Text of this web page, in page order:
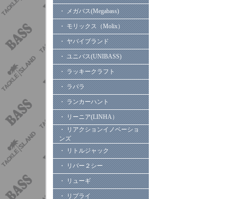
・ メガバス(Megabass)
・ モリックス（Molix）
・ ヤバイブランド
・ ユニバス(UNIBASS)
・ ラッキークラフト
・ ラパラ
・ ランカーハント
・ リーニア(LINHA）
・ リアクションイノベーショ
ンズ
・ リトルジャック
・ リバー２シー
・ リューギ
・ リプライ